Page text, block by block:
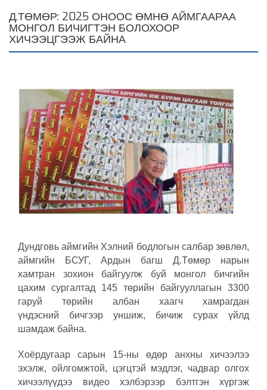
Д.ТӨМӨР: 2025 ОНООС ӨМНӨ АЙМГААРАА
МОНГОЛ БИЧИГТЭН БОЛОХООР
ХИЧЭЭЦГЭЭЖ БАЙНА
Дундговь аймгийн Хэлний бодлогын салбар зөвлөл,
аймгийн БСУГ, Ардын багш Д.Төмөр нарын
хамтран зохион байгуулж буй монгол бичгийн
цахим сургалтад 145 төрийн байгууллагын 3300
гаруй төрийн албан хаагч хамрагдан
үндэсний бичгээр уншиж, бичиж сурах үйлд
шамдаж байна.
Хоёрдугаар сарын 15-ны өдөр анхны хичээлээ
эхэлж, ойлгомжтой, цэгцтэй мэдлэг, чадвар олгох
хичээлүүдээ видео хэлбэрээр бэлтгэн хүргэж